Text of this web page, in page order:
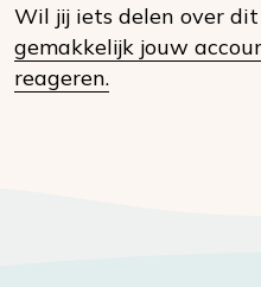
Wil jij iets delen over
gemakkelijk jouw
reageren.